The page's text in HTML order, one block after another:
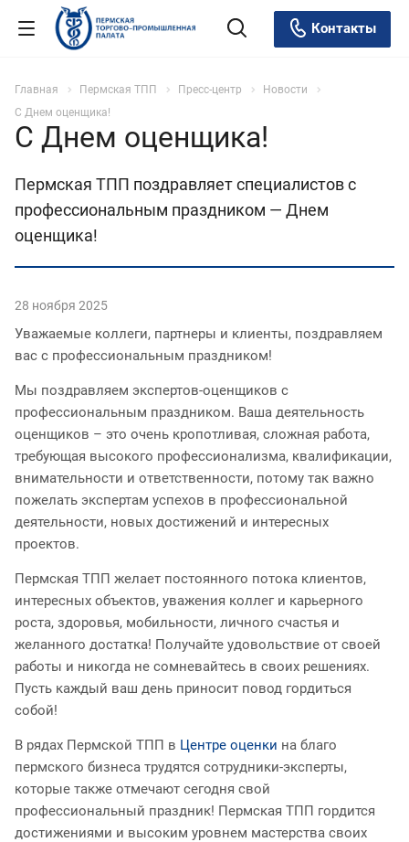
Контакты
Главная Пермская ТПП Пресс-центр
Новости
С Днем оценщика!
С Днем оценщика!
Пермская ТПП поздравляет специалистов с
профессиональным праздником — Днем
оценщика!
28 ноября 2025
Уважаемые коллеги, партнеры и клиенты, поздравляем
вас с профессиональным праздником!
Мы поздравляем экспертов-оценщиков с
профессиональным праздником. Ваша деятельность
оценщиков – это очень кропотливая, сложная работа,
требующая высокого профессионализма, квалификации,
внимательности и ответственности, потому так важно
пожелать экспертам успехов в профессиональной
деятельности, новых достижений и интересных
проектов.
Пермская ТПП желает постоянного потока клиентов,
интересных объектов, уважения коллег и карьерного
роста, здоровья, мобильности, личного счастья и
желанного достатка! Получайте удовольствие от своей
работы и никогда не сомневайтесь в своих решениях.
Пусть каждый ваш день приносит повод гордиться
собой!
В рядах Пермской ТПП в Центре оценки на благо
пермского бизнеса трудятся сотрудники-эксперты,
которые также отмечают сегодня свой
профессиональный праздник! Пермская ТПП гордится
достижениями и высоким уровнем мастерства своих